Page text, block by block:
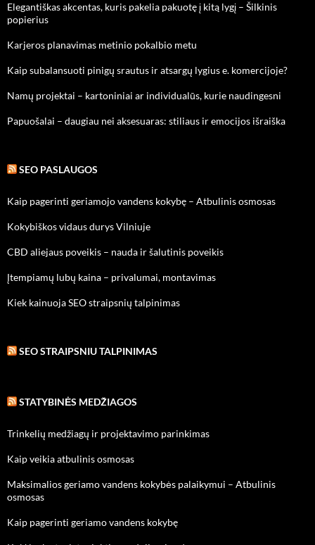
Elegantiškas akcentas, kuris pakelia pakuotę į kitą lygį – Šilkinis
popierius
Karjeros planavimas metinio pokalbio metu
Kaip subalansuoti pinigų srautus ir atsargų lygius e. komercijoje?
Namų projektai – kartoniniai ar individualūs, kurie naudingesni
Papuošalai – daugiau nei aksesuaras: stiliaus ir emocijos išraiška
SEO PASLAUGOS
Kaip pagerinti geriamojo vandens kokybę – Atbulinis osmosas
Kokybiškos vidaus durys Vilniuje
CBD aliejaus poveikis – nauda ir šalutinis poveikis
Įtempiamų lubų kaina – privalumai, montavimas
Kiek kainuoja SEO straipsnių talpinimas
SEO STRAIPSNIU TALPINIMAS
STATYBINĖS MEDŽIAGOS
Trinkelių medžiagų ir projektavimo parinkimas
Kaip veikia atbulinis osmosas
Maksimalios geriamo vandens kokybės palaikymui – Atbulinis
osmosas
Kaip pagerinti geriamo vandens kokybę